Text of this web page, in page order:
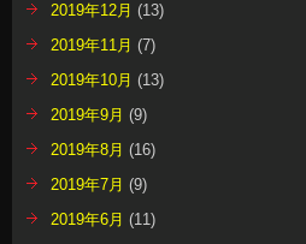
2019年12月 (13)
2019年11月 (7)
2019年10月 (13)
2019年9月 (9)
2019年8月 (16)
2019年7月 (9)
2019年6月 (11)